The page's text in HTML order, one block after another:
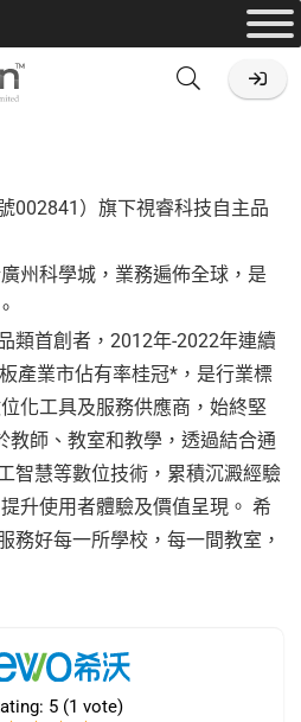
002841）旗下視睿科技自主品
州科學城，業務遍佈全球，是
類首創者，2012年-2022年連續
產業市佔有率桂冠*，是行業標
化工具及服務供應商，始終堅
教師、教室和教學，透過結合通
智慧等數位技術，累積沉澱經驗
升使用者體驗及價值呈現。 希
務好每一所學校，每一間教室，
5 (1 vote)